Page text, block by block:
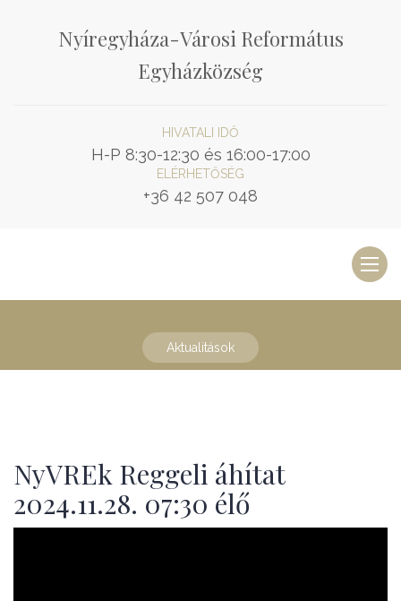
Nyíregyháza-Városi Református
Egyházközség
HIVATALI IDŐ
H-P 8:30-12:30 és 16:00-17:00
ELÉRHETŐSÉG
+36 42 507 048
Aktualitások
NyVREk Reggeli áhítat
2024.11.28. 07:30 élő